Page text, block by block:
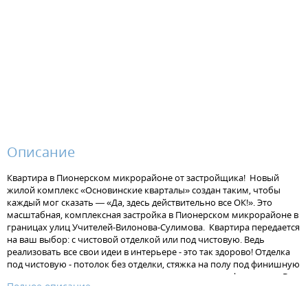
Описание
Квартира в Пионерском микрорайоне от застройщика! Новый
жилой комплекс «Основинские кварталы» создан таким, чтобы
каждый мог сказать — «Да, здесь действительно все ОК!». Это
масштабная, комплексная застройка в Пионерском микрорайоне в
границах улиц Учителей-Вилонова-Сулимова. Квартира передается
на ваш выбор: с чистовой отделкой или под чистовую. Ведь
реализовать все свои идеи в интерьере - это так здорово! Отделка
под чистовую - потолок без отделки, стяжка на полу под финишную
отделку, штукатурка на стенах, установлена электрофурнитура. В